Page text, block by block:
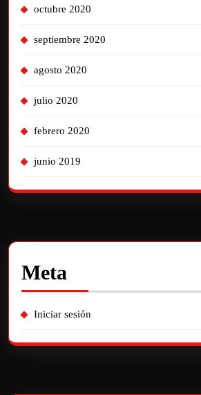
octubre 2020
septiembre 2020
agosto 2020
julio 2020
febrero 2020
junio 2019
Meta
Iniciar sesión